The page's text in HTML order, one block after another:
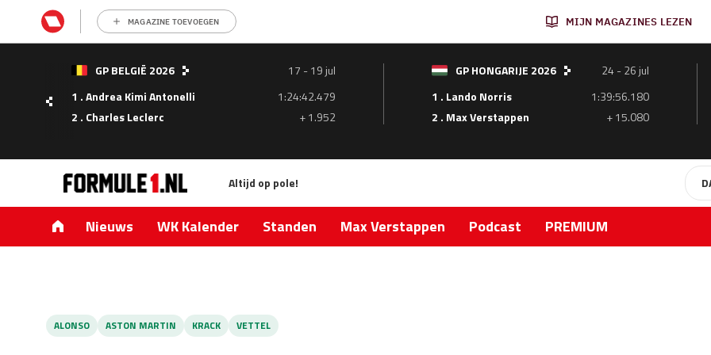
MAGAZINE TOEVOEGEN MIJN MAGAZINES LEZEN
GP BELGIË 2026
17 - 19 jul
1 . Andrea Kimi Antonelli
1:24:42.479
2 . Charles Leclerc
+ 1.952
GP HONGARIJE 2026
24 - 26 jul
1 . Lando Norris
1:39:56.180
2 . Max Verstappen
+ 15.080
Altijd op pole!
Nieuws WK Kalender Standen Max Verstappen Podcast PREMIUM
ALONSO ASTON MARTIN KRACK VETTEL